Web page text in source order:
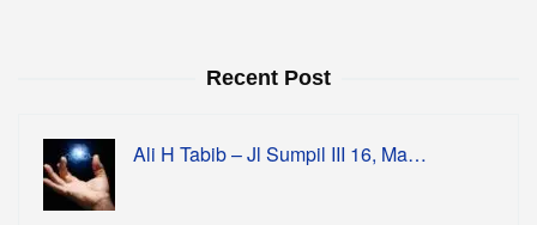
Recent Post
Ali H Tabib – Jl Sumpil III 16, Ma…